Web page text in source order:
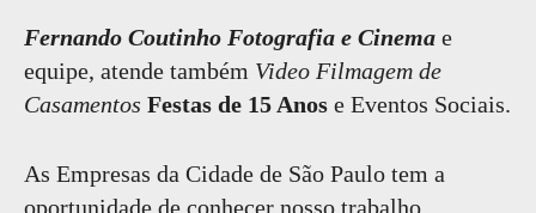
Fernando Coutinho Fotografia e Cinema e
equipe, atende também Video Filmagem de
Casamentos Festas de 15 Anos e Eventos Sociais.
As Empresas da Cidade de São Paulo tem a
oportunidade de conhecer nosso trabalho